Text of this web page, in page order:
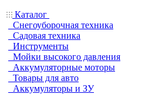
Каталог
Снегоуборочная техника
Садовая техника
Инструменты
Мойки высокого давления
Аккумуляторные моторы
Товары для авто
Аккумуляторы и ЗУ